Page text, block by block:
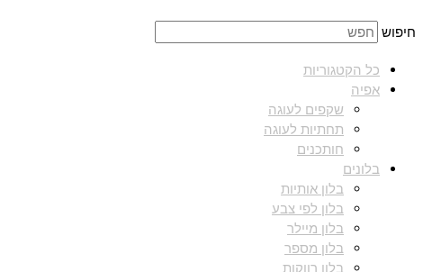
חיפוש
כל הקטגוריות
אפיה
שקפים לעוגה
תחתיות לעוגה
חותכנים
בלונים
בלון אותיות
בלון לפי צבע
בלון מיילר
בלון מספר
בלון רווקות